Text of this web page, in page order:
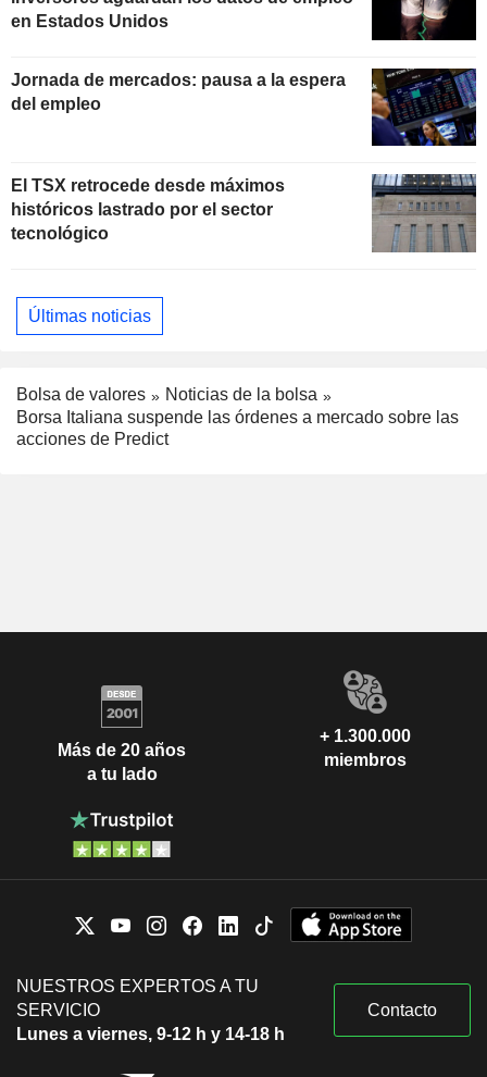
en Estados Unidos
Jornada de mercados: pausa a la espera
del empleo
El TSX retrocede desde máximos
históricos lastrado por el sector
tecnológico
Últimas noticias
Bolsa de valores
Noticias de la bolsa
Borsa Italiana suspende las órdenes a mercado sobre las
acciones de Predict
Más de 20 años
a tu lado
+ 1.300.000
miembros
NUESTROS EXPERTOS A TU
SERVICIO
Lunes a viernes, 9-12 h y 14-18 h
Contacto